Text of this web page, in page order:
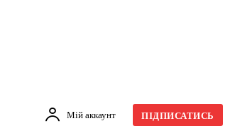
Мій аккаунт ПІДПИСАТИСЬ